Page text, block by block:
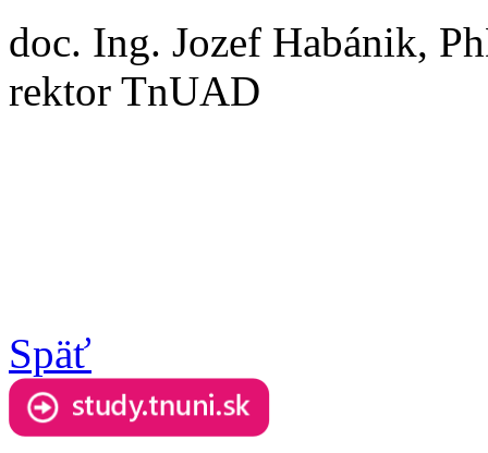
doc. Ing. Jozef Habánik,
rektor TnUAD
Späť